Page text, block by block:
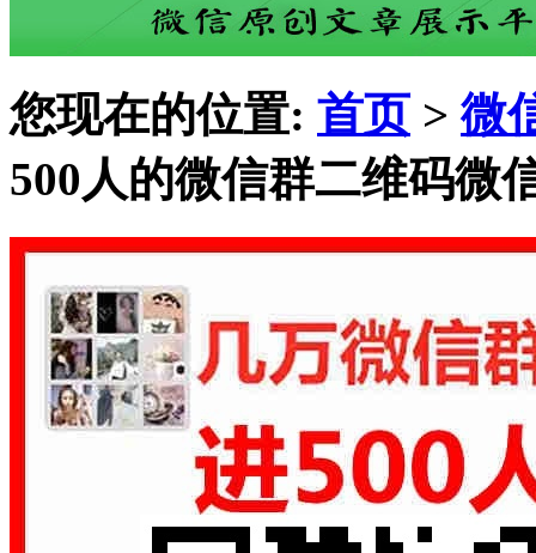
您现在的位置: 首页 >微
500人的微信群二维码微